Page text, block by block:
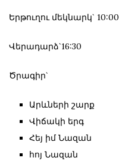
Երթուղու մեկնարկ` 10:00
Վերադարձ`16:30
Ծրագիր`
Արևների շարք
Վիճակի երգ
Հեյ իմ Նազան
հոյ Նազան